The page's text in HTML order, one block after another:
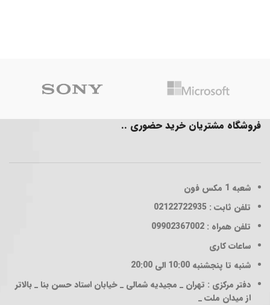
فروشگاه مشتریان خرید حضوری ..
شعبه 1
مکس فون
تلفن ثابت : 02122722935
تلفن همراه : 09902367002
ساعات کاری
شنبه تا پنجشنبه 10:00 الی 20:00
دفتر مرکزی : تهران _ مجیدیه شمالی _ خیابان استاد حسن بنا _ بالاتر
از میدان ملت _